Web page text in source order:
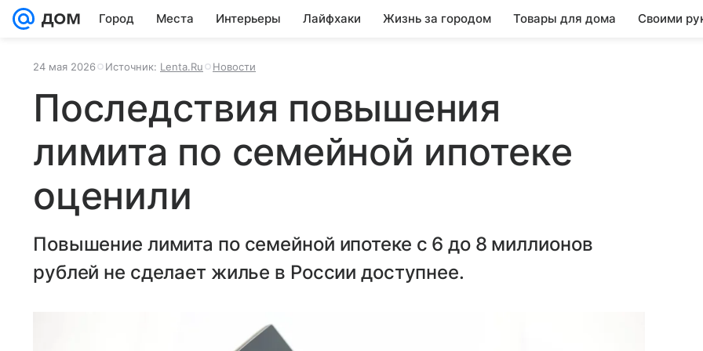
Город Места Интерьеры Лайфхаки Жизнь за городом Товары для дома Своими
24 мая 2026 Источник: Lenta.Ru Новости
Последствия повышения
лимита по семейной ипотеке
оценили
Повышение лимита по семейной ипотеке с 6 до 8 миллионов
рублей не сделает жилье в России доступнее.